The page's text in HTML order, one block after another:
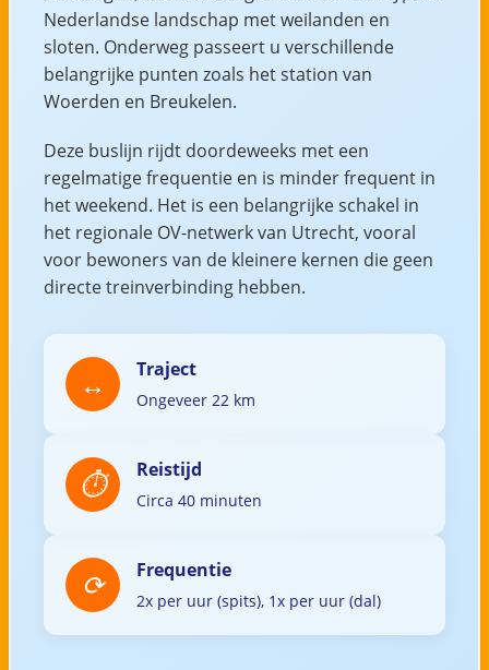
Nederlandse landschap met weilanden en
sloten. Onderweg passeert u verschillende
belangrijke punten zoals het station van
Woerden en Breukelen.
Deze buslijn rijdt doordeweeks met een
regelmatige frequentie en is minder frequent in
het weekend. Het is een belangrijke schakel in
het regionale OV-netwerk van Utrecht, vooral
voor bewoners van de kleinere kernen die geen
directe treinverbinding hebben.
Traject
Ongeveer 22 km
Reistijd
Circa 40 minuten
Frequentie
2x per uur (spits), 1x per uur (dal)